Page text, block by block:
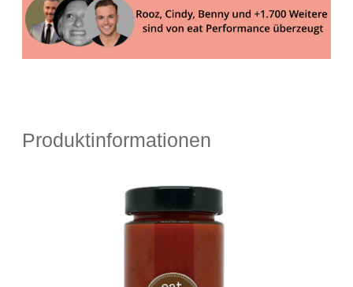
Produktinformationen